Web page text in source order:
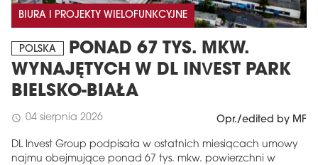
BIURA I PROJEKTY WIELOFUNKCYJNE
POLSKA
PONAD 67 TYS. MKW.
WYNAJĘTYCH W DL INVEST PARK
BIELSKO-BIAŁA
schedule 04 sierpnia 2026 Opr./edited by MF
DL Invest Group podpisała w ostatnich miesiącach umowy
najmu obejmujące ponad 67 tys. mkw. powierzchni w